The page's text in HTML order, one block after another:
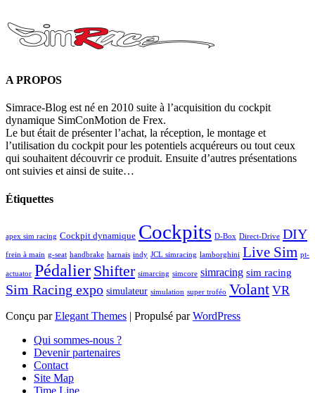
A PROPOS
Simrace-Blog est né en 2010 suite à l’acquisition du cockpit
dynamique SimConMotion de Frex.
Le but était de présenter l’achat, la réception, le montage et
l’utilisation du cockpit pour les potentiels acquéreurs ou tout ceux
qui souhaitent découvrir ce produit. Ensuite d’autres présentations
ont suivies et ainsi de suite…
Étiquettes
apex sim racing Cockpit dynamique Cockpits D-Box Direct-Drive DIY
frein à main g-seat handbrake harnais indy JCL simracing lamborghini Live Sim pt-
actuator Pédalier Shifter simarcing simcore simracing sim racing
Sim Racing expo simulateur simulation super troféo Volant VR
Conçu parElegant Themes | Propulsé parWordPress
Qui sommes-nous ?
Devenir partenaires
Contact
Site Map
Time Line